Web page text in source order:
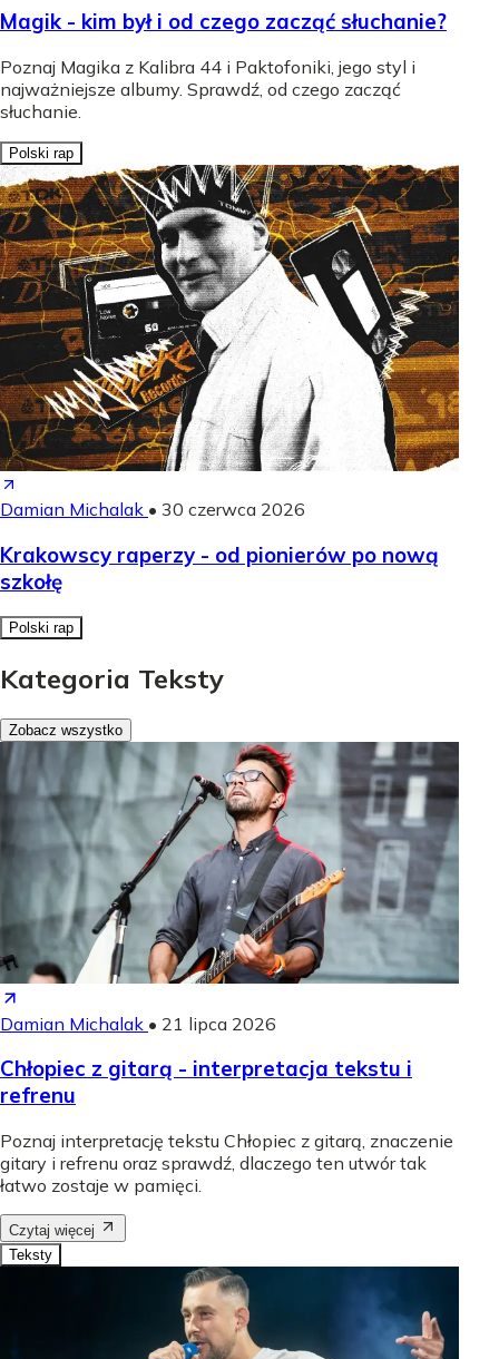
Magik - kim był i od czego zacząć słuchanie?
Poznaj Magika z Kalibra 44 i Paktofoniki, jego styl i
najważniejsze albumy. Sprawdź, od czego zacząć
słuchanie.
Polski rap
Damian Michalak • 30 czerwca 2026
Krakowscy raperzy - od pionierów po nową
szkołę
Polski rap
Kategoria Teksty
Zobacz wszystko
Damian Michalak • 21 lipca 2026
Chłopiec z gitarą - interpretacja tekstu i
refrenu
Poznaj interpretację tekstu Chłopiec z gitarą, znaczenie
gitary i refrenu oraz sprawdź, dlaczego ten utwór tak
łatwo zostaje w pamięci.
Czytaj więcej
Teksty